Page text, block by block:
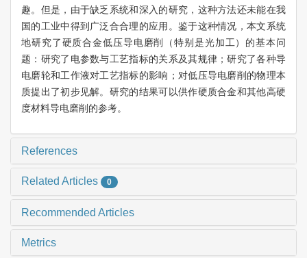
趣。但是，由于缺乏系统和深入的研究，这种方法还未能在我
国的工业中得到广泛合合理的应用。鉴于这种情况，本文系统
地研究了硬质合金低压导电磨削（特别是光加工）的基本问
题：研究了电参数与工艺指标的关系及其规律；研究了各种导
电磨轮和工作液对工艺指标的影响；对低压导电磨削的物理本
质提出了初步见解。研究的结果可以供作硬质合金和其他高硬
度材料导电磨削的参考。
References
Related Articles 0
Recommended Articles
Metrics